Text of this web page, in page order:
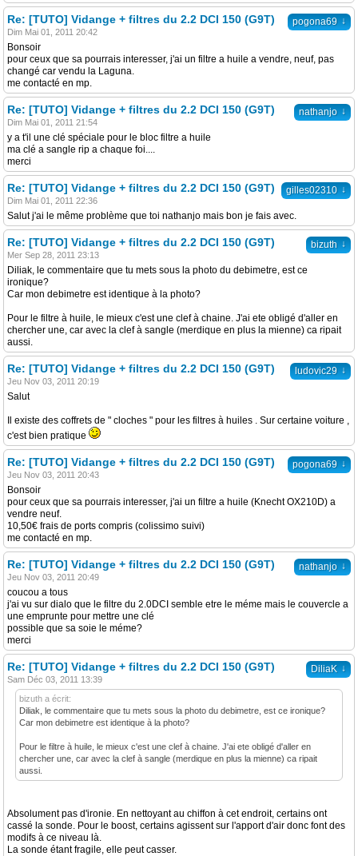
pogona69 ↓
Re: [TUTO] Vidange + filtres du 2.2 DCI 150 (G9T)
Dim Mai 01, 2011 20:42
Bonsoir
pour ceux que sa pourrais interesser, j'ai un filtre a huile a vendre, neuf, pas
changé car vendu la Laguna.
me contacté en mp.
nathanjo ↓
Re: [TUTO] Vidange + filtres du 2.2 DCI 150 (G9T)
Dim Mai 01, 2011 21:54
y a t'il une clé spéciale pour le bloc filtre a huile
ma clé a sangle rip a chaque foi....
merci
gilles02310 ↓
Re: [TUTO] Vidange + filtres du 2.2 DCI 150 (G9T)
Dim Mai 01, 2011 22:36
Salut j'ai le même problème que toi nathanjo mais bon je fais avec.
bizuth ↓
Re: [TUTO] Vidange + filtres du 2.2 DCI 150 (G9T)
Mer Sep 28, 2011 23:13
Diliak, le commentaire que tu mets sous la photo du debimetre, est ce
ironique?
Car mon debimetre est identique à la photo?
Pour le filtre à huile, le mieux c'est une clef à chaine. J'ai ete obligé d'aller en
chercher une, car avec la clef à sangle (merdique en plus la mienne) ca ripait
aussi.
ludovic29 ↓
Re: [TUTO] Vidange + filtres du 2.2 DCI 150 (G9T)
Jeu Nov 03, 2011 20:19
Salut
Il existe des coffrets de " cloches " pour les filtres à huiles . Sur certaine voiture ,
c'est bien pratique
pogona69 ↓
Re: [TUTO] Vidange + filtres du 2.2 DCI 150 (G9T)
Jeu Nov 03, 2011 20:43
Bonsoir
pour ceux que sa pourrais interesser, j'ai un filtre a huile (Knecht OX210D) a
vendre neuf.
10,50€ frais de ports compris (colissimo suivi)
me contacté en mp.
nathanjo ↓
Re: [TUTO] Vidange + filtres du 2.2 DCI 150 (G9T)
Jeu Nov 03, 2011 20:49
coucou a tous
j'ai vu sur dialo que le filtre du 2.0DCI semble etre le méme mais le couvercle a
une emprunte pour mettre une clé
possible que sa soie le méme?
merci
DiliaK ↓
Re: [TUTO] Vidange + filtres du 2.2 DCI 150 (G9T)
Sam Déc 03, 2011 13:39
bizuth a écrit:
Diliak, le commentaire que tu mets sous la photo du debimetre, est ce ironique?
Car mon debimetre est identique à la photo?
Pour le filtre à huile, le mieux c'est une clef à chaine. J'ai ete obligé d'aller en
chercher une, car avec la clef à sangle (merdique en plus la mienne) ca ripait
aussi.
Absolument pas d'ironie. En nettoyant au chiffon à cet endroit, certains ont
cassé la sonde. Pour le boost, certains agissent sur l'apport d'air donc font des
modifs à ce niveau là.
La sonde étant fragile, elle peut casser.